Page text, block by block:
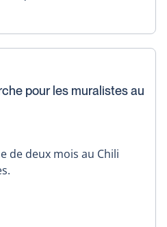
pour les muralistes au
de deux mois au Chili